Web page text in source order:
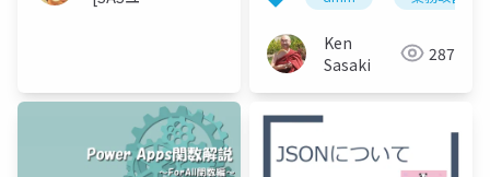
Ken
Sasaki
287